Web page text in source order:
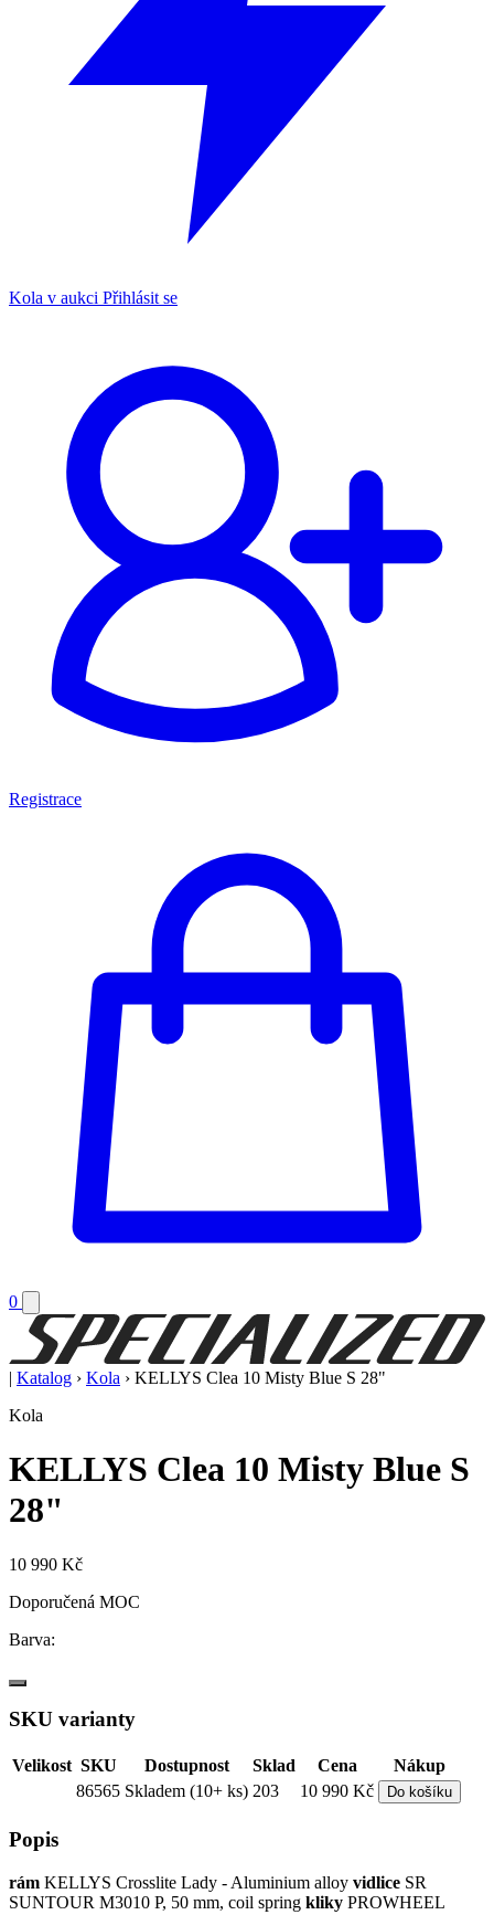
Kola v aukci Přihlásit se
Registrace
0
| Katalog › Kola › KELLYS Clea 10 Misty Blue S 28"
Kola
KELLYS Clea 10 Misty Blue S
28"
10 990 Kč
Doporučená MOC
Barva:
SKU varianty
Velikost SKU Dostupnost Sklad Cena
Nákup
86565 Skladem (10+ ks) 203 10 990 Kč Do košíku
Popis
rám KELLYS Crosslite Lady - Aluminium alloy vidlice SR
SUNTOUR M3010 P, 50 mm, coil spring kliky PROWHEEL